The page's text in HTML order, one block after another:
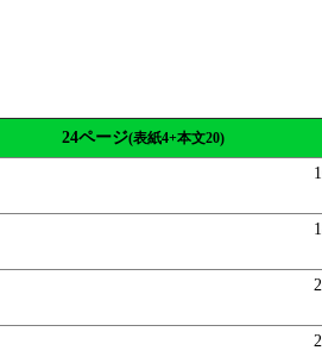
24ページ(表紙4+本文20)